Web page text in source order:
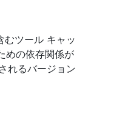
むツール キャッ
めの依存関係が
れるバージョン